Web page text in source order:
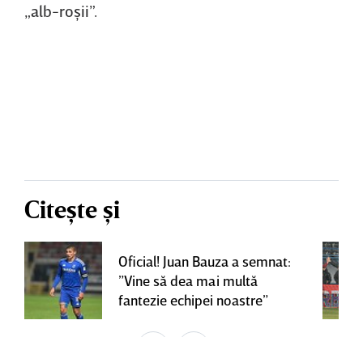
„alb-roşii”.
Citește și
Oficial! Juan Bauza a semnat:
”Vine să dea mai multă
fantezie echipei noastre”